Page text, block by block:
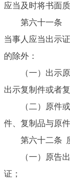
应当及时将书面
第六十一条
当事人应当出示
的除外：
（一）出示
出示复制件或者
（二）原件
件、复制品与原
第六十二条
（一）原告
证；